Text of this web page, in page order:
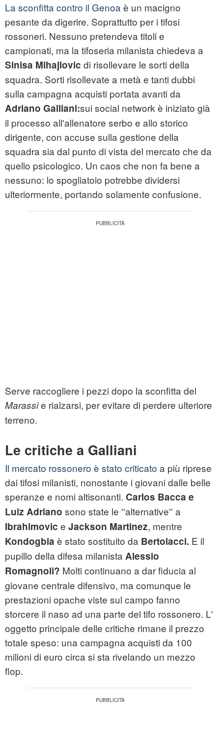
La sconfitta contro il Genoa è un macigno
pesante da digerire. Soprattutto per i tifosi
rossoneri. Nessuno pretendeva titoli e
campionati, ma la tifoseria milanista chiedeva a
Sinisa Mihajlovic di risollevare le sorti della
squadra. Sorti risollevate a metà e tanti dubbi
sulla campagna acquisti portata avanti da
Adriano Galliani:sui social network è iniziato già
il processo all'allenatore serbo e allo storico
dirigente, con accuse sulla gestione della
squadra sia dal punto di vista del mercato che da
quello psicologico. Un caos che non fa bene a
nessuno: lo spogliatoio potrebbe dividersi
ulteriormente, portando solamente confusione.
Serve raccogliere i pezzi dopo la sconfitta del
Marassie rialzarsi, per evitare di perdere ulteriore
terreno.
Le critiche a Galliani
Il mercato rossonero è stato criticato a più riprese
dai tifosi milanisti, nonostante i giovani dalle belle
speranze e nomi altisonanti. Carlos Bacca e
Luiz Adriano sono state le ''alternative'' a
Ibrahimovic e Jackson Martinez, mentre
Kondogbia è stato sostituito da Bertolacci. E il
pupillo della difesa milanista Alessio
Romagnoli? Molti continuano a dar fiducia al
giovane centrale difensivo, ma comunque le
prestazioni opache viste sul campo fanno
storcere il naso ad una parte del tifo rossonero. L'
oggetto principale delle critiche rimane il prezzo
totale speso: una campagna acquisti da 100
milioni di euro circa si sta rivelando un mezzo
flop.